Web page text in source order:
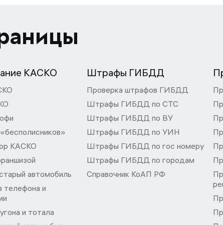
КАСКО
КАСКО
автомобиль
и
и тотала
Штрафы ГИБДД
Проверка штрафов ГИБДД
Штрафы ГИБДД по СТС
Штрафы ГИБДД по ВУ
Штрафы ГИБДД по УИН
Штрафы ГИБДД по гос номеру
Штрафы ГИБДД по городам
Справочник КоАП РФ